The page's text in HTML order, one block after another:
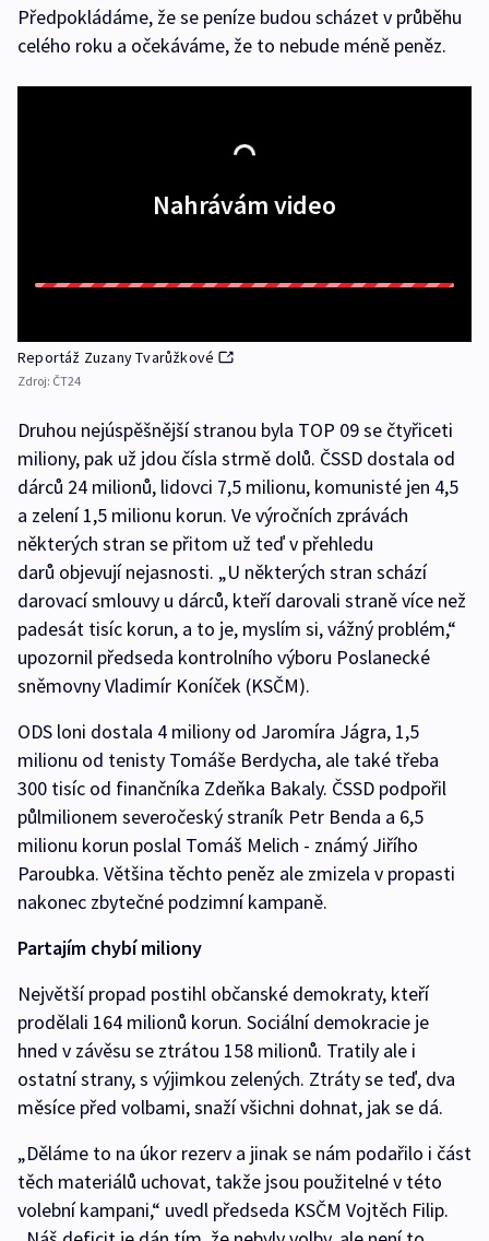
Předpokládáme, že se peníze budou scházet v průběhu
celého roku a očekáváme, že to nebude méně peněz.
Nahrávám video
Reportáž Zuzany Tvarůžkové
Zdroj: ČT24
Druhou nejúspěšnější stranou byla TOP 09 se čtyřiceti
miliony, pak už jdou čísla strmě dolů. ČSSD dostala od
dárců 24 milionů, lidovci 7,5 milionu, komunisté jen 4,5
a zelení 1,5 milionu korun. Ve výročních zprávách
některých stran se přitom už teď v přehledu
darů objevují nejasnosti. „U některých stran schází
darovací smlouvy u dárců, kteří darovali straně více než
padesát tisíc korun, a to je, myslím si, vážný problém,“
upozornil předseda kontrolního výboru Poslanecké
sněmovny Vladimír Koníček (KSČM).
ODS loni dostala 4 miliony od Jaromíra Jágra, 1,5
milionu od tenisty Tomáše Berdycha, ale také třeba
300 tisíc od finančníka Zdeňka Bakaly. ČSSD podpořil
půlmilionem severočeský straník Petr Benda a 6,5
milionu korun poslal Tomáš Melich - známý Jiřího
Paroubka. Většina těchto peněz ale zmizela v propasti
nakonec zbytečné podzimní kampaně.
Partajím chybí miliony
Největší propad postihl občanské demokraty, kteří
prodělali 164 milionů korun. Sociální demokracie je
hned v závěsu se ztrátou 158 milionů. Tratily ale i
ostatní strany, s výjimkou zelených. Ztráty se teď, dva
měsíce před volbami, snaží všichni dohnat, jak se dá.
„Děláme to na úkor rezerv a jinak se nám podařilo i část
těch materiálů uchovat, takže jsou použitelné v této
volební kampani,“ uvedl předseda KSČM Vojtěch Filip.